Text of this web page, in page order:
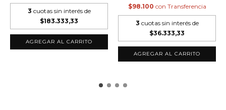
3 cuotas sin interés de
$183.333,33
$98.100 con Transferencia
3 cuotas sin interés de
$36.333,33